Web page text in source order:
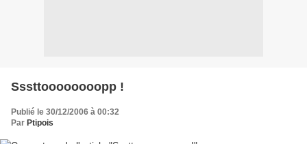
Sssttoooooooopp !
Publié le 30/12/2006 à 00:32
Par Ptipois